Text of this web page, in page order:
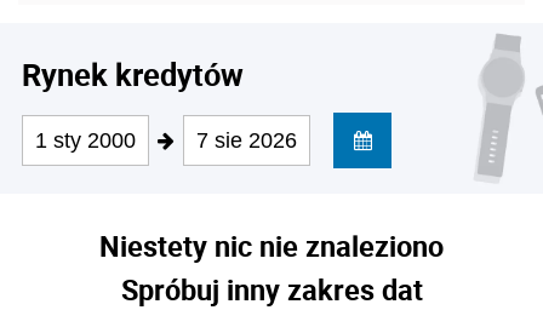
Rynek kredytów
1 sty 2000 7 sie 2026
Niestety nic nie znaleziono
Spróbuj inny zakres dat